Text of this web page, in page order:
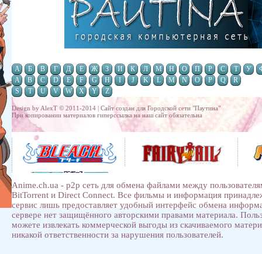
А Б В Г Д Е Ж З И К Л М Н О П Р С Т У
A
B C D E F G H I J K L M N O P Q
R
S
T U V W X Y Z
Design by AlexT © 2011-2014 | Сайт создан для Городской сети "Паутина"
При копировании материалов гиперссылка на наш сайт обязательна
Anime.ch.ua - p2p сеть для обмена файлами между
BitTorrent и Direct Connect. Все фильмы и информация
сервис лишь предоставляет удобный интерфейс обмена
сервере нет защищённого авторскими правами материала.
можете извлекать коммерческой выгоды из скачиваемого
никакой ответственности за нарушения пользователей.